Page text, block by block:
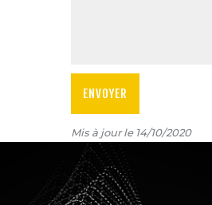
Mis à jour le 14/10/2020